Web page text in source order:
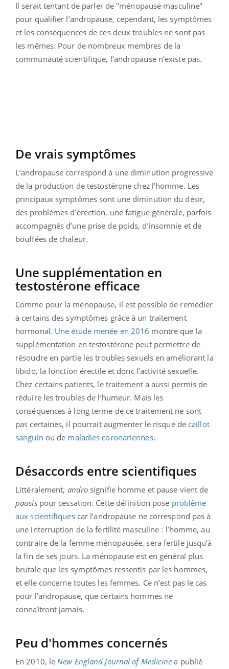
Il serait tentant de parler de "ménopause masculine"
pour qualifier l’andropause, cependant, les symptômes
et les conséquences de ces deux troubles ne sont pas
les mêmes. Pour de nombreux membres de la
communauté scientifique, l’andropause n’existe pas.
De vrais symptômes
L’andropause correspond à une diminution progressive
de la production de testostérone chez l’homme. Les
principaux symptômes sont une diminution du désir,
des problèmes d’érection, une fatigue générale, parfois
accompagnés d’une prise de poids, d’insomnie et de
bouffées de chaleur.
Une supplémentation en
testostérone efficace
Comme pour la ménopause, il est possible de remédier
à certains des symptômes grâce à un traitement
hormonal. Une étude menée en 2016 montre que la
supplémentation en testostérone peut permettre de
résoudre en partie les troubles sexuels en améliorant la
libido, la fonction érectile et donc l’activité sexuelle.
Chez certains patients, le traitement a aussi permis de
réduire les troubles de l’humeur. Mais les
conséquences à long terme de ce traitement ne sont
pas certaines, il pourrait augmenter le risque de caillot
sanguin ou de maladies coronariennes.
Désaccords entre scientifiques
Littéralement, andro signifie homme et pause vient de
pausis pour cessation. Cette définition pose problème
aux scientifiquescar l’andropause ne correspond pas à
une interruption de la fertilité masculine : l’homme, au
contraire de la femme ménopausée, sera fertile jusqu’à
la fin de ses jours. La ménopause est en général plus
brutale que les symptômes ressentis par les hommes,
et elle concerne toutes les femmes. Ce n’est pas le cas
pour l’andropause, que certains hommes ne
connaîtront jamais.
Peu d'hommes concernés
En 2010, leNew England Journal of Medicine a publié